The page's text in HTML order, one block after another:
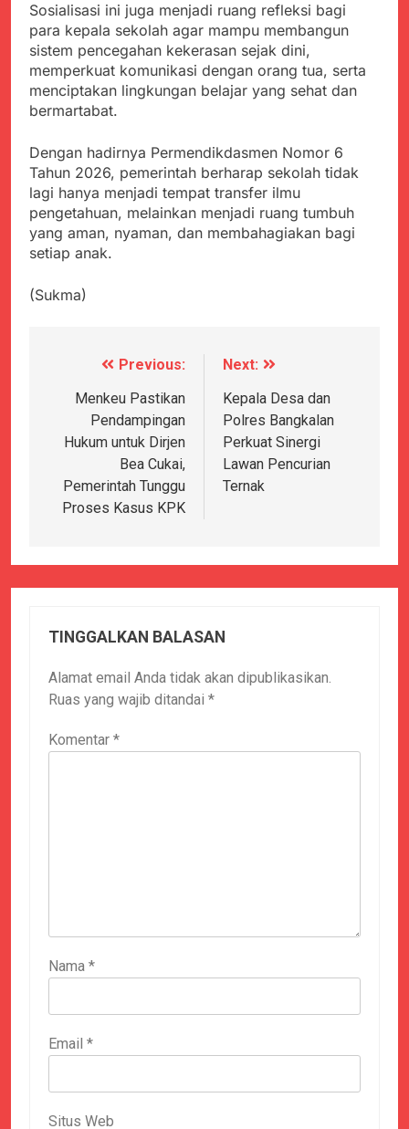
Sosialisasi ini juga menjadi ruang refleksi bagi
para kepala sekolah agar mampu membangun
sistem pencegahan kekerasan sejak dini,
memperkuat komunikasi dengan orang tua, serta
menciptakan lingkungan belajar yang sehat dan
bermartabat.
Dengan hadirnya Permendikdasmen Nomor 6
Tahun 2026, pemerintah berharap sekolah tidak
lagi hanya menjadi tempat transfer ilmu
pengetahuan, melainkan menjadi ruang tumbuh
yang aman, nyaman, dan membahagiakan bagi
setiap anak.
(Sukma)
Navigasi
pos
Previous:
Menkeu Pastikan
Pendampingan
Hukum untuk Dirjen
Bea Cukai,
Pemerintah Tunggu
Proses Kasus KPK
Next:
Kepala Desa dan
Polres Bangkalan
Perkuat Sinergi
Lawan Pencurian
Ternak
TINGGALKAN BALASAN
Alamat email Anda tidak akan dipublikasikan.
Ruas yang wajib ditandai *
Komentar *
Nama *
Email *
Situs Web